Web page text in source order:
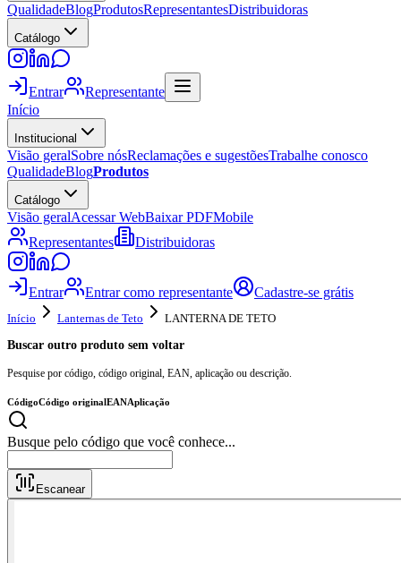
QualidadeBlogProdutosRepresentantesDistribuidoras
Catálogo
Entrar
Representante
Início
Institucional
Visão geralSobre nósReclamações e sugestõesTrabalhe conosco
QualidadeBlogProdutos
Catálogo
Visão geralAcessar WebBaixar PDFMobile
Representantes
Distribuidoras
Entrar Entrar como representante Cadastre-se grátis
Início Lanternas de Teto
LANTERNA DE TETO
Buscar outro produto sem voltar
Pesquise por código, código original, EAN, aplicação ou descrição.
CódigoCódigo originalEANAplicação
Busque pelo código que você
Escanear